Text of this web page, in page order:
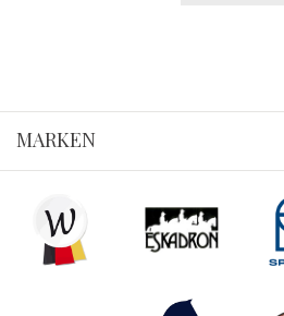
MARKEN